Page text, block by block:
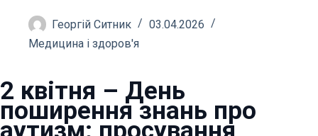
Георгій Ситник
03.04.2026
Медицина і здоров'я
2 квітня – День
поширення знань про